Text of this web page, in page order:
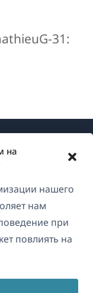
на
нашего
нам
при
повлиять на
31:
команде